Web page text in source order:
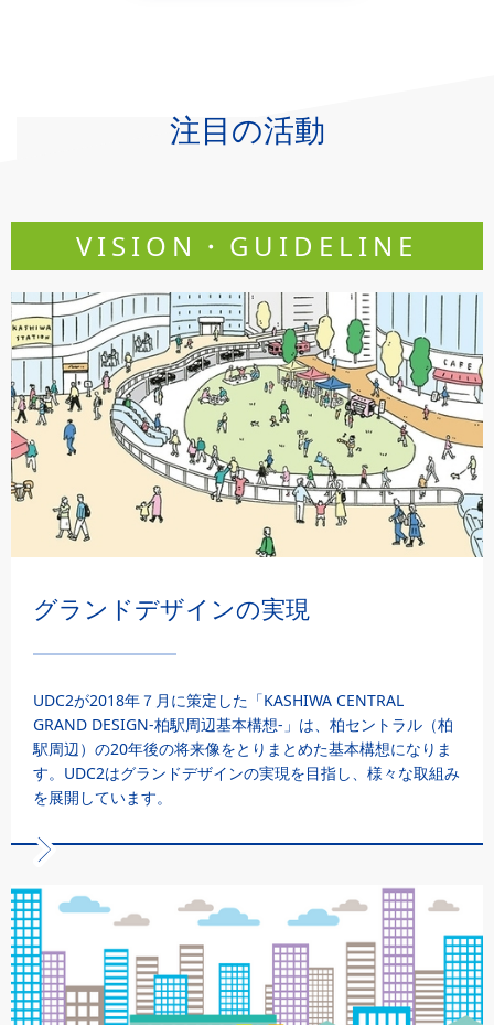
注目の活動
VISION・GUIDELINE
グランドデザインの実現
UDC2が2018年７月に策定した「KASHIWA CENTRAL
GRAND DESIGN-柏駅周辺基本構想-」は、柏セントラル（柏
駅周辺）の20年後の将来像をとりまとめた基本構想になりま
す。UDC2はグランドデザインの実現を目指し、様々な取組み
を展開しています。